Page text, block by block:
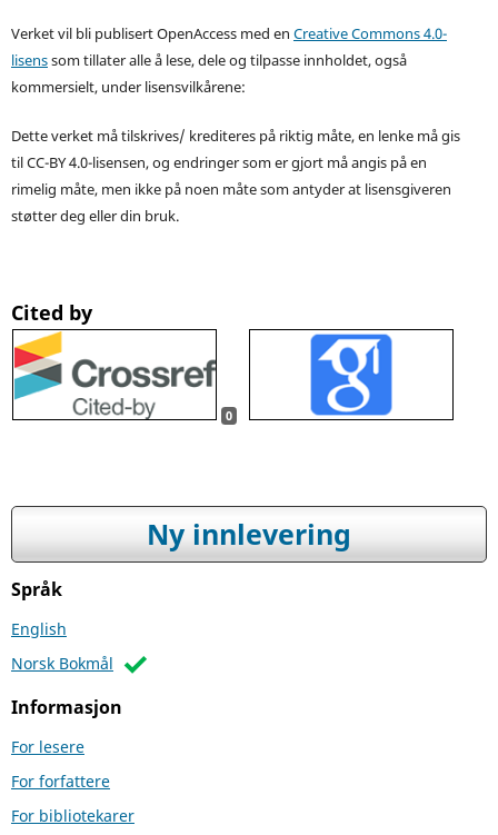
Verket vil bli publisert OpenAccess med en Creative Commons 4.0-
lisenssom tillater alle å lese, dele og tilpasse innholdet, også
kommersielt, under lisensvilkårene:
Dette verket må tilskrives/ krediteres på riktig måte, en lenke må gis
til CC-BY 4.0-lisensen, og endringer som er gjort må angis på en
rimelig måte, men ikke på noen måte som antyder at lisensgiveren
støtter deg eller din bruk.
Cited by
0
Ny innlevering
Språk
English
Norsk Bokmål
Informasjon
For lesere
For forfattere
For bibliotekarer